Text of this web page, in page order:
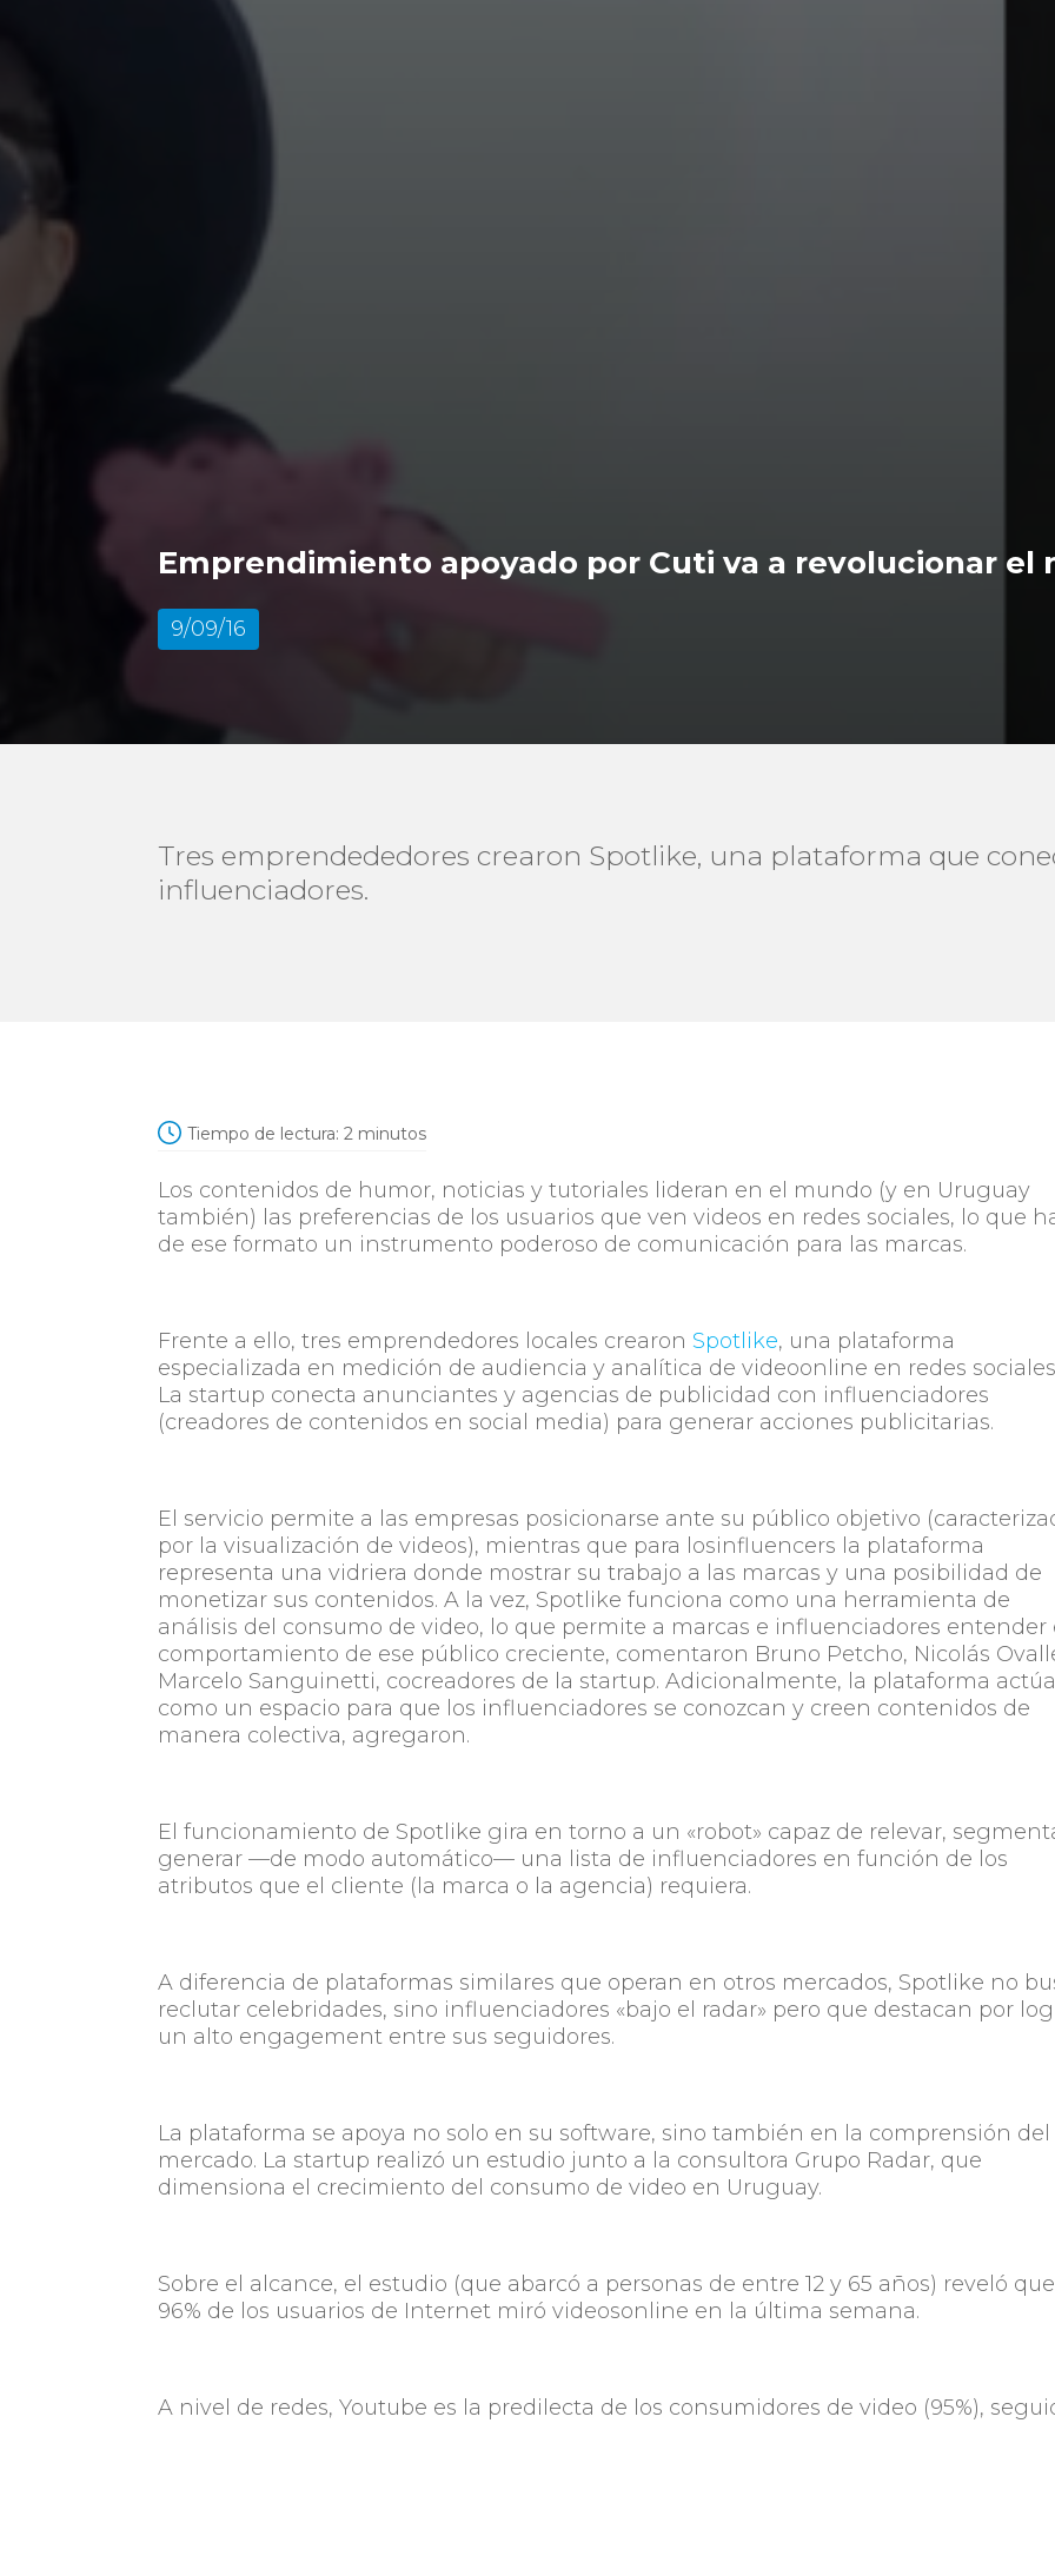
Emprendimiento apoyado por Cuti va a revolucionar el
9/09/16
Tres emprendededores crearon Spotlike, una plataforma que
influenciadores.
Tiempo de lectura: 2 minutos
Los contenidos de humor, noticias y tutoriales lideran en el mundo (y en Uruguay
también) las preferencias de los usuarios que ven videos en redes sociales, lo que
de ese formato un instrumento poderoso de comunicación para las marcas.
Frente a ello, tres emprendedores locales crearon Spotlike, una plataforma
especializada en medición de audiencia y analítica de videoonline en redes
La startup conecta anunciantes y agencias de publicidad con influenciadores
(creadores de contenidos en social media) para generar acciones publicitarias.
El servicio permite a las empresas posicionarse ante su público objetivo
por la visualización de videos), mientras que para losinfluencers la plataforma
representa una vidriera donde mostrar su trabajo a las marcas y una posibilidad de
monetizar sus contenidos. A la vez, Spotlike funciona como una herramienta de
análisis del consumo de video, lo que permite a marcas e influenciadores entender
comportamiento de ese público creciente, comentaron Bruno Petcho, Nicolás
Marcelo Sanguinetti, cocreadores de la startup. Adicionalmente, la plataforma actúa
como un espacio para que los influenciadores se conozcan y creen contenidos de
manera colectiva, agregaron.
El funcionamiento de Spotlike gira en torno a un «robot» capaz de relevar,
generar —de modo automático— una lista de influenciadores en función de los
atributos que el cliente (la marca o la agencia) requiera.
A diferencia de plataformas similares que operan en otros mercados, Spotlike no
reclutar celebridades, sino influenciadores «bajo el radar» pero que destacan por
un alto engagement entre sus seguidores.
La plataforma se apoya no solo en su software, sino también en la comprensión del
mercado. La startup realizó un estudio junto a la consultora Grupo Radar, que
dimensiona el crecimiento del consumo de video en Uruguay.
Sobre el alcance, el estudio (que abarcó a personas de entre 12 y 65 años) reveló
96% de los usuarios de Internet miró videosonline en la última semana.
A nivel de redes, Youtube es la predilecta de los consumidores de video (95%),